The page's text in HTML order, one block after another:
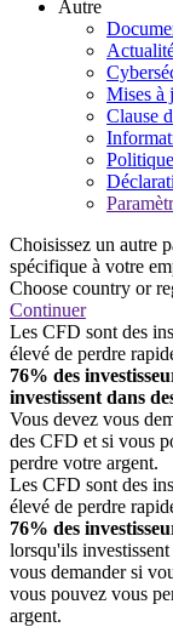
Autre
Mises à
Clause
Choisissez un autre
spécifique à votre
Choose country or
Continuer
Les CFD sont des
élevé de perdre
76% des
investissent dans
Vous devez vous
des CFD et si vous
perdre votre argent.
Les CFD sont des
élevé de perdre
76% des
lorsqu'ils
vous demander si
vous pouvez vous
argent.